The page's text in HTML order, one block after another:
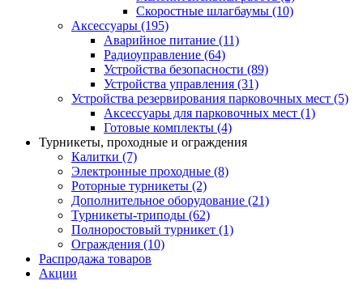
Скоростные шлагбаумы (10)
Аксессуары (195)
Аварийное питание (11)
Радиоуправление (64)
Устройства безопасности (89)
Устройства управления (31)
Устройства резервирования парковочных мест (5)
Аксессуары для парковочных мест (1)
Готовые комплекты (4)
Турникеты, проходные и ограждения
Калитки (7)
Электронные проходные (8)
Роторные турникеты (2)
Дополнительное оборудование (21)
Турникеты-триподы (62)
Полноростовый турникет (1)
Ограждения (10)
Распродажа товаров
Акции